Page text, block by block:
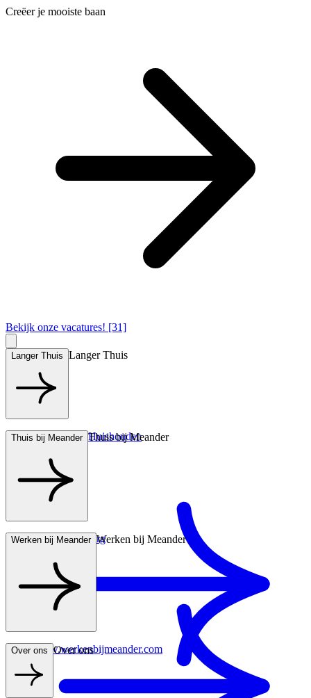
Creëer je mooiste baan
Bekijk onze vacatures! [31]
Langer Thuis Langer Thuis
Hulp bij het Huishouden
Thuis bij Meander Thuis bij Meander
Wonen met zorg
Werken bij Meander Werken bij Meander
www.werkenbijmeander.com
Over ons Over ons